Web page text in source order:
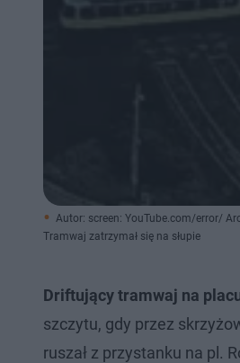
Autor: screen: YouTube.com/error/
Tramwaj zatrzymał się na słupie
Driftujący tramwaj na
szczytu, gdy przez
ruszał z przystanku na pl.